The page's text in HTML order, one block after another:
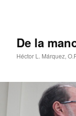
De la
Héctor L. Márquez,